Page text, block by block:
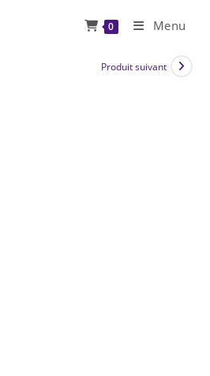
0 Menu
Produit suivant